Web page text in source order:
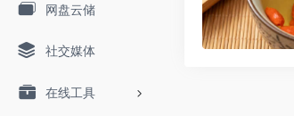
网盘云储
社交媒体
在线工具